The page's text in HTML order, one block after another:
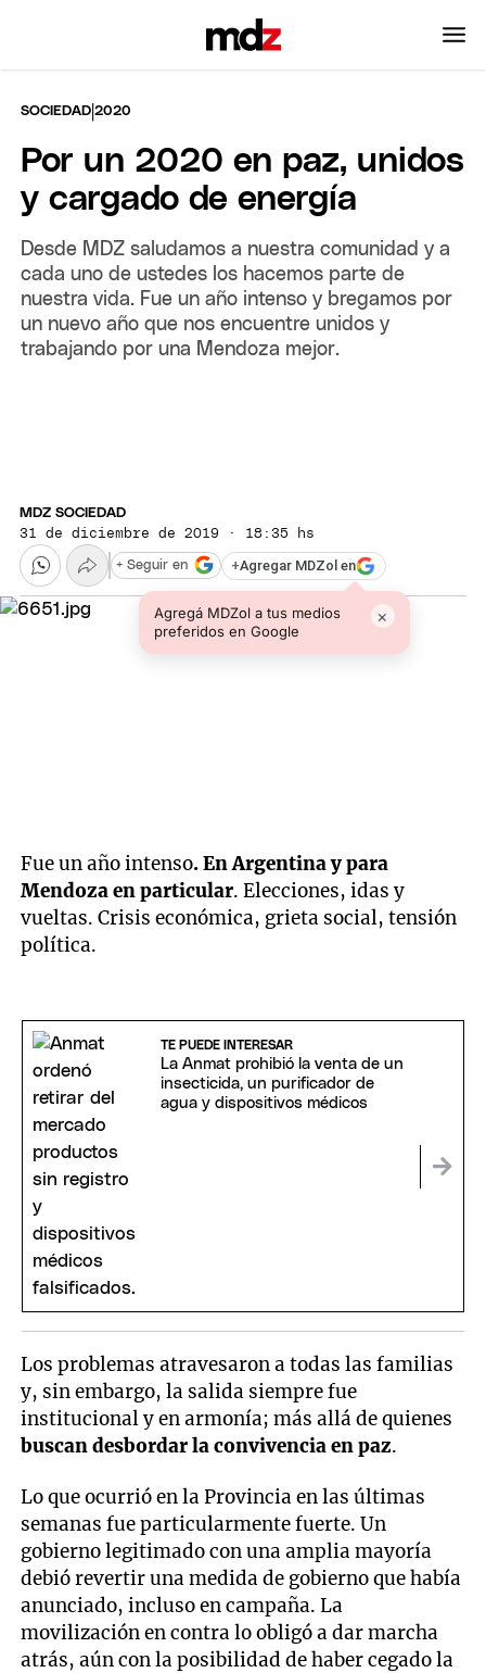
SOCIEDAD |2020
Por un 2020 en paz, unidos
y cargado de energía
Desde MDZ saludamos a nuestra comunidad y a
cada uno de ustedes los hacemos parte de
nuestra vida. Fue un año intenso y bregamos por
un nuevo año que nos encuentre unidos y
trabajando por una Mendoza mejor.
MDZ SOCIEDAD
31 de diciembre de 2019 · 18:35 hs
+Agregar MDZol en
Agregá MDZol a tus medios
preferidos en Google
×
+ Seguir en
Fue un año intenso. En Argentina y para
Mendoza en particular. Elecciones, idas y
vueltas. Crisis económica, grieta social, tensión
política.
TE PUEDE INTERESAR
La Anmat prohibió la venta de un
insecticida, un purificador de
agua y dispositivos médicos
Los problemas atravesaron a todas las familias
y, sin embargo, la salida siempre fue
institucional y en armonía; más allá de quienes
buscan desbordar la convivencia en paz.
Lo que ocurrió en la Provincia en las últimas
semanas fue particularmente fuerte. Un
gobierno legitimado con una amplia mayoría
debió revertir una medida de gobierno que había
anunciado, incluso en campaña. La
movilización en contra lo obligó a dar marcha
atrás, aún con la posibilidad de haber cegado la